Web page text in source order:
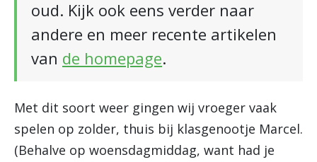
oud. Kijk ook eens verder naar
andere en meer recente artikelen
van de homepage.
Met dit soort weer gingen wij vroeger vaak
spelen op zolder, thuis bij klasgenootje Marcel.
(Behalve op woensdagmiddag, want had je